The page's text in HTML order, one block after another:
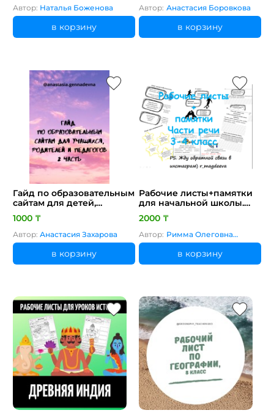
ИНОСТРАННОГО ЯЗЫКА В
5-6 КЛАССЕ
Автор: Наталья Боженова
в корзину
Автор: Анастасия Боровкова
в корзину
Гайд по образовательным
сайтам для детей,
родителей и педагогов - 2
часть
1000 ₸
Автор: Анастасия Захарова
в корзину
Рабочие листы+памятки
для начальной школы.
Части речи
2000 ₸
Автор: Римма Олеговна
Магдеева
в корзину